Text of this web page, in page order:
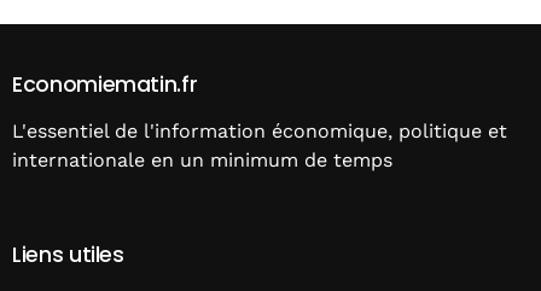
Economiematin.fr
L'essentiel de l'information économique, politique et
internationale en un minimum de temps
Liens utiles